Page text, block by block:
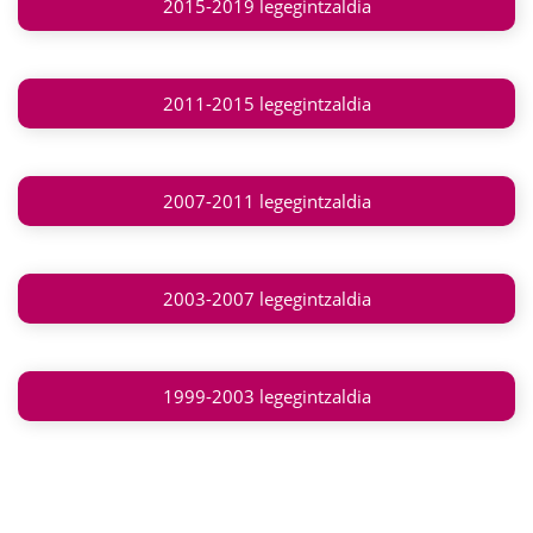
2015-2019 legegintzaldia
2011-2015 legegintzaldia
2007-2011 legegintzaldia
2003-2007 legegintzaldia
1999-2003 legegintzaldia